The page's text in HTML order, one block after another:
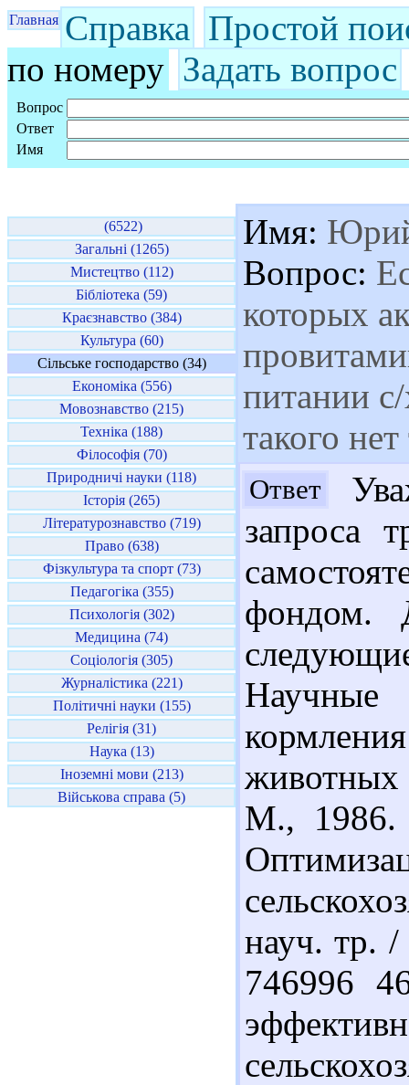
Главная Справка Простой
по номеру Задать вопрос
Вопрос
Ответ
Имя
(6522)
Загальні (1265)
Мистецтво (112)
Бібліотека (59)
Краєзнавство (384)
Культура (60)
Сільське господарство (34)
Економіка (556)
Мовознавство (215)
Техніка (188)
Філософія (70)
Природничі науки (118)
Історія (265)
Літературознавство (719)
Право (638)
Фізкультура та спорт (73)
Педагогіка (355)
Психологія (302)
Медицина (74)
Соціологія (305)
Журналістика (221)
Політичні науки (155)
Релігія (31)
Наука (13)
Іноземні мови (213)
Військова справа (5)
Имя:
Вопрос:
которых
питании
такого
Ответ
запроса
фондом.
М., 1986.
науч. тр.
746996